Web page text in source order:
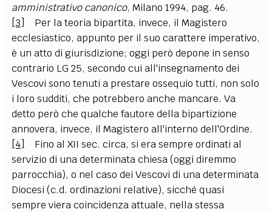
amministrativo canonico, Milano 1994, pag. 46.
[3]
Per la teoria bipartita, invece, il Magistero
ecclesiastico, appunto per il suo carattere imperativo,
è un atto di giurisdizione; oggi però depone in senso
contrario LG 25, secondo cui all'insegnamento dei
Vescovi sono tenuti a prestare ossequio tutti, non solo
i loro sudditi, che potrebbero anche mancare. Va
detto però che qualche fautore della bipartizione
annovera, invece, il Magistero all'interno dell'Ordine.
[4]
Fino al XII sec. circa, si era sempre ordinati al
servizio di una determinata chiesa (oggi diremmo
parrocchia), o nel caso dei Vescovi di una determinata
Diocesi (c.d. ordinazioni relative), sicché quasi
sempre viera coincidenza attuale, nella stessa